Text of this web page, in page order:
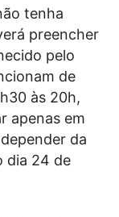
tenha
preencher
pelo
de
às 20h,
apenas em
da
dia 24 de